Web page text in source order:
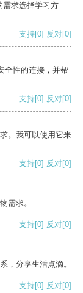
需求选择学习方
支持[0] 反对[0]
全性的连接，并帮
支持[0] 反对[0]
。我可以使用它来
支持[0] 反对[0]
需求。
支持[0] 反对[0]
，分享生活点滴。
支持[0] 反对[0]